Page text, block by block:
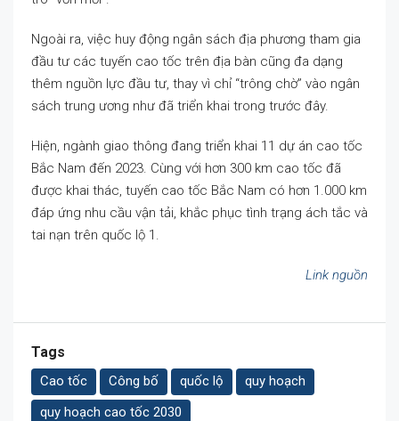
Ngoài ra, việc huy động ngân sách địa phương tham gia
đầu tư các tuyến cao tốc trên địa bàn cũng đa dạng
thêm nguồn lực đầu tư, thay vì chỉ “trông chờ” vào ngân
sách trung ương như đã triển khai trong trước đây.
Hiện, ngành giao thông đang triển khai 11 dự án cao tốc
Bắc Nam đến 2023. Cùng với hơn 300 km cao tốc đã
được khai thác, tuyến cao tốc Bắc Nam có hơn 1.000 km
đáp ứng nhu cầu vận tải, khắc phục tình trạng ách tắc và
tai nạn trên quốc lộ 1.
Link nguồn
Tags
Cao tốc Công bố quốc lộ
quy hoạch
quy hoạch cao tốc 2030